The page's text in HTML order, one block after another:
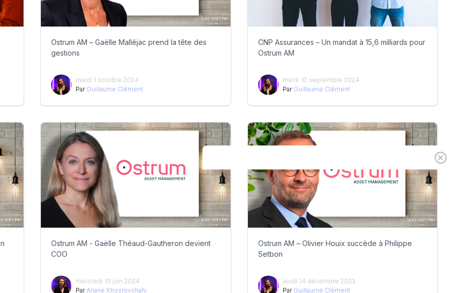
Ostrum AM – Gaëlle Malléjac prend la tête des
gestions
mardi 1 octobre 2024
Par Guillaume Clément
CNP Assurances – Un mandat à 15,6 milliards pour
Ostrum AM
mardi 10 septembre 2024
Par Guillaume Clément
Ostrum AM - Gaëlle Théaud-Gautheron devient
COO
mercredi 19 juin 2024
Par Ariane Khosrovchahi
Ostrum AM – Olivier Houix succède à Philippe
Setbon
jeudi 14 décembre 2023
Par Guillaume Clément